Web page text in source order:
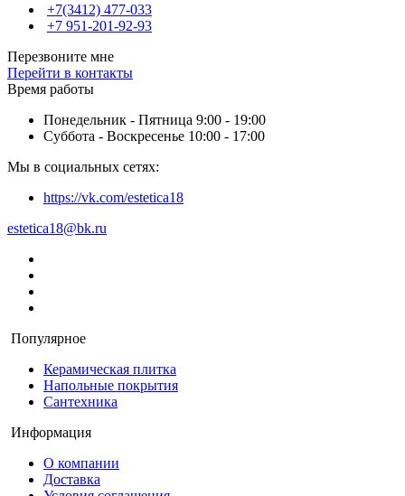
+7(3412) 477-033
+7 951-201-92-93
Перезвоните мне
Перейти в контакты
Время работы
Понедельник - Пятница 9:00 - 19:00
Суббота - Воскресенье 10:00 - 17:00
Мы в социальных сетях:
https://vk.com/estetica18
estetica18@bk.ru
Популярное
Керамическая плитка
Напольные покрытия
Сантехника
Информация
О компании
Доставка